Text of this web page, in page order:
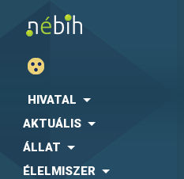
HIVATAL
AKTUÁLIS
ÁLLAT
ÉLELMISZER